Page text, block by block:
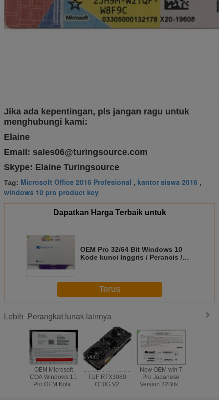
Jika ada kepentingan, pls jangan ragu untuk
menghubungi kami:
Elaine
Email: sales06@turingsource.com
Skype: Elaine Turingsource
Tag: Microsoft Office 2016 Profesional , kantor siswa 2016 ,
windows 10 pro product key
Dapatkan Harga Terbaik untuk
OEM Pro 32/64 Bit Windows 10
Kode kunci Inggris / Perancis /
Terus
Lebih Perangkat lunak lainnya
OEM Microsoft
COA Windows 11
Pro OEM Kotak
Suitable for ASUS
TUF RTX3080
O10G V2
New OEM win 7
Pro Japanese
Version 32Bits x